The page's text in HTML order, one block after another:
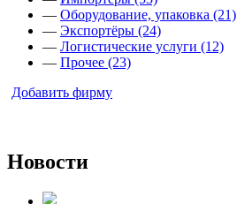
— Оборудование, упаковка (21)
— Экспортёры (24)
— Логистические услуги (12)
— Прочее (23)
Добавить фирму
Новости